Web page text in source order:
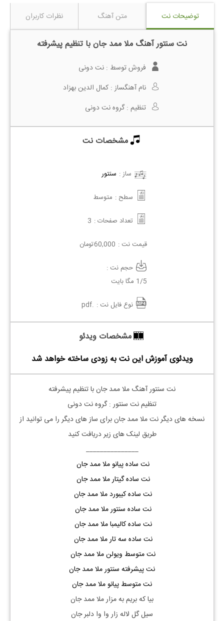
توضیحات نت متن آهنگ نظرات کاربران
نت سنتور آهنگ ملا ممد جان با تنظیم پیشرفته
فروش توسط : نت دونی
نام آهنگساز : کمال الدین بهزاد
تنظیم :گروه نت دونی
مشخصات نت
ساز : سنتور
سطح : متوسط
تعداد صفحات : 3
قیمت نت : 60,000تومان
حجم نت :
1/5 مگا بایت
نوع فایل نت : .pdf
مشخصات ویدئو
ویدئوی آموزش این نت به زودی ساخته خواهد شد
نت سنتور آهنگ ملا ممد جان با تنظیم پیشرفته
تنظیم نت سنتور : گروه نت دونی
نسخه های دیگر نتملاممد جانبرای ساز های دیگر را می توانید از
طریق لینک های زیر دریافت کنید
_______________
نت ساده پیانو ملا ممد جان
نت ساده گیتار ملا ممد جان
نت ساده کیبورد ملا ممد جان
نت ساده سنتور ملا ممد جان
نت ساده کالیمبا ملا ممد جان
نت ساده سه تار ملا ممد جان
نت متوسط ویولن ملا ممد جان
نت پیشرفته سنتور ملا ممد جان
نت متوسط پیانو ملا ممد جان
بیا که بریم به مزار ملا ممد جان
سیل گل لاله زار وا وا دلبر جان